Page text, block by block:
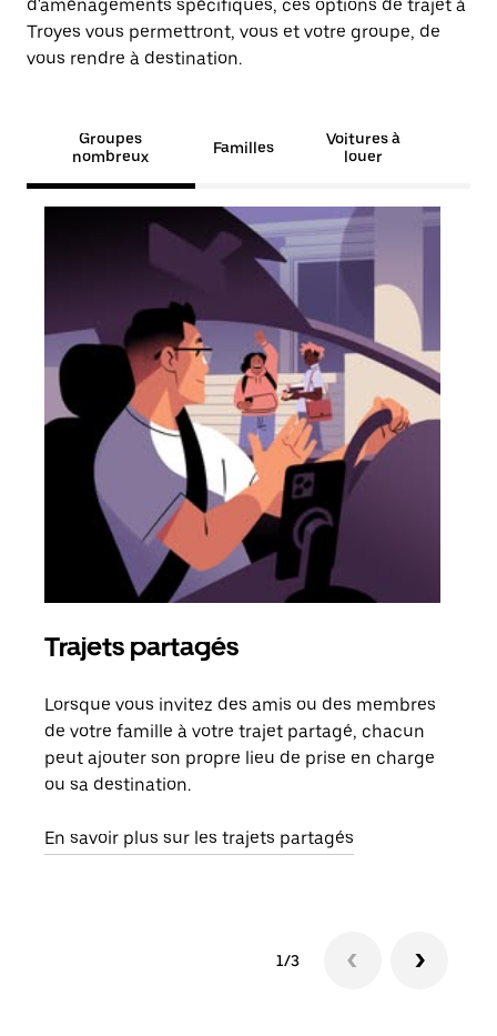
d'aménagements spécifiques, ces options de trajet à
Troyes vous permettront, vous et votre groupe, de
vous rendre à destination.
Groupes
nombreux
Familles
Voitures à
louer
Trajets partagés
Lorsque vous invitez des amis ou des membres
de votre famille à votre trajet partagé, chacun
peut ajouter son propre lieu de prise en charge
ou sa destination.
En savoir plus sur les trajets partagés
1/3